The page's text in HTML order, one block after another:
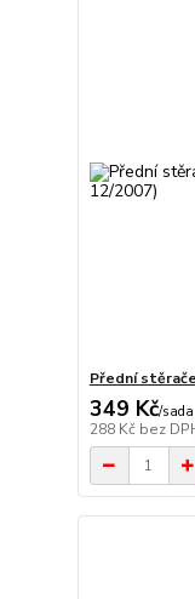
Přední
349 Kč/sada
288 Kč bez